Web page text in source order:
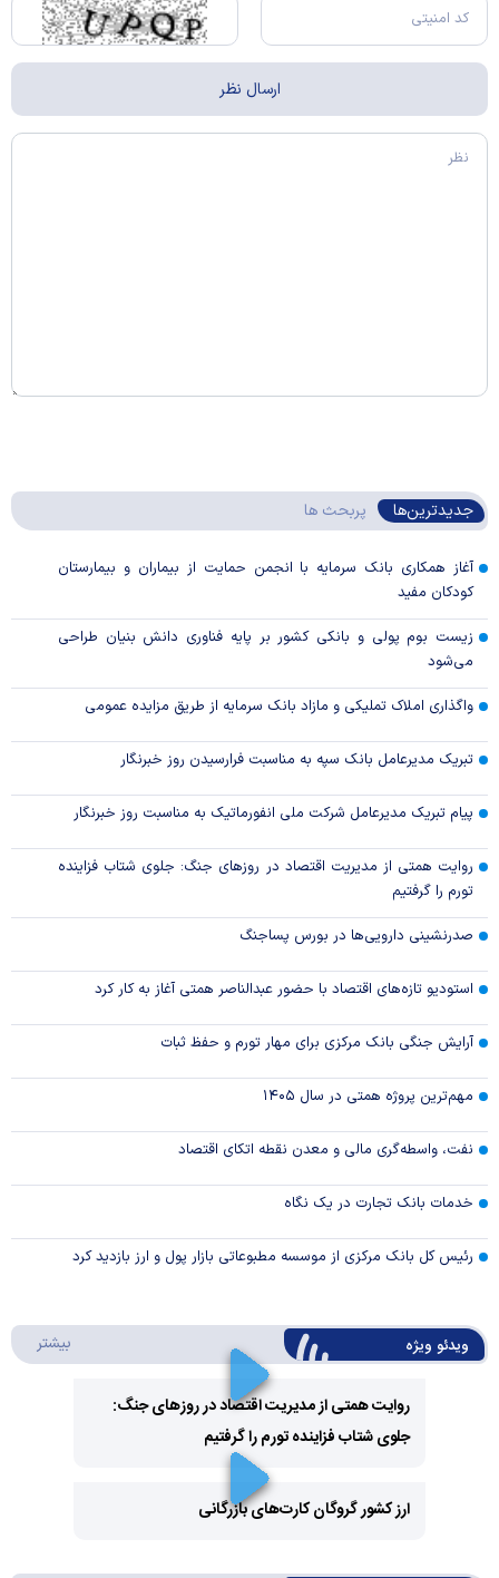
جدیدترین‌ها پربحث ها
آغاز همکاری بانک سرمایه با انجمن حمایت از بیماران و بیمارستان
کودکان مفید
زیست بوم پولی و بانکی کشور بر پایه فناوری دانش بنیان طراحی
می‌شود
واگذاری املاک تملیکی و مازاد بانک سرمایه از طریق مزایده عمومی
تبریک مدیرعامل بانک سپه به مناسبت فرارسیدن روز خبرنگار
پیام تبریک مدیرعامل شرکت ملی انفورماتیک به مناسبت روز خبرنگار
روایت همتی از مدیریت اقتصاد در روزهای جنگ: جلوی شتاب فزاینده
تورم را گرفتیم
صدرنشینی دارویی‌ها در بورس پساجنگ
استودیو تازه‌های اقتصاد با حضور عبدالناصر همتی آغاز به کار کرد
آرایش جنگی بانک مرکزی برای مهار تورم و حفظ ثبات
مهم‌ترین پروژه همتی در سال ۱۴۰۵
نفت، واسطه‌گری مالی و معدن نقطه اتکای اقتصاد
خدمات بانک تجارت در یک نگاه
رئیس کل بانک مرکزی از موسسه مطبوعاتی بازار پول و ارز بازدید کرد
ویدئو ویژه بیشتر
Play
Video
روایت همتی از مدیریت اقتصاد در روزهای جنگ:
جلوی شتاب فزاینده تورم را گرفتیم
ارز کشور گروگان کارت‌های بازرگانی